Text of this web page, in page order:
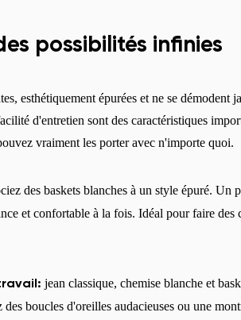
possibilités infinies
esthétiquement épurées et ne se démodent
d'entretien sont des caractéristiques
vraiment les porter avec n'importe quoi.
des baskets blanches à un style épuré. Un
et confortable à la fois. Idéal pour faire
jean classique, chemise blanche et
boucles d'oreilles audacieuses ou une